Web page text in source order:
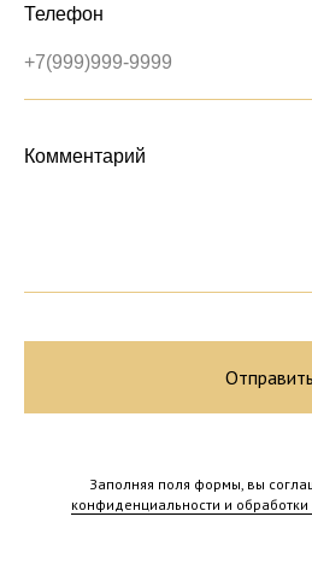
Телефон
Комментарий
Отправить
Заполняя поля формы, вы
конфиденциальности и